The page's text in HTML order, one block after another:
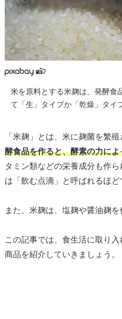
米を原料とする米麹は、発酵食
て「生」タイプか「乾燥」タイ
「米麹」とは、米に麹菌を繁殖
酵食品を作ると、酵素の力に
タミン類などの栄養成分も作
は「飲む点滴」と呼ばれるほど
また、米麹は、塩麹や醤油麹
この記事では、食生活に取り
商品を紹介していきましょう。